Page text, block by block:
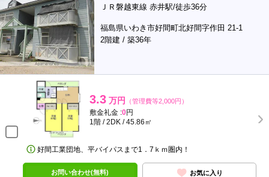
ＪＲ磐越東線 赤井駅/徒歩36分
福島県いわき市好間町北好間字作田 21-1
2階建 / 築36年
3.3 万円 （管理費等2,000円）
敷金礼金 :0円
1階 / 2DK / 45.86㎡
好間工業団地、平バイパスまで1．7ｋｍ圏内！
お問い合わせ(無料) お気に入り